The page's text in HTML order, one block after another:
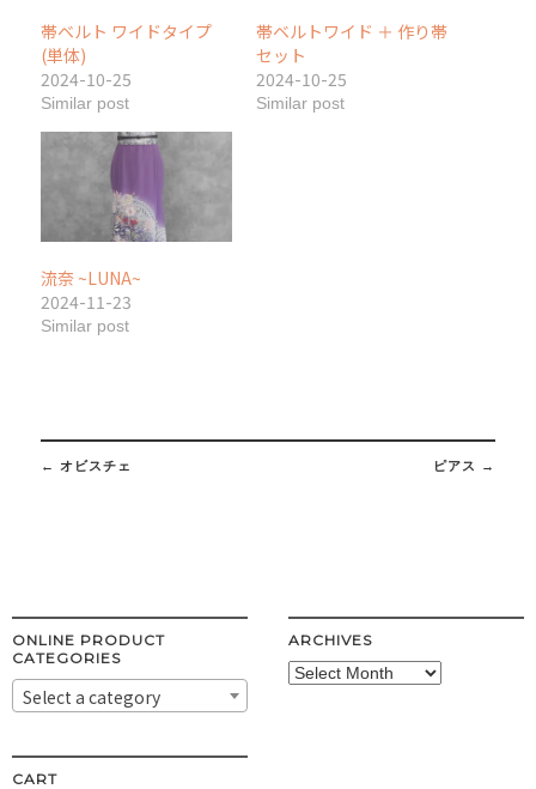
帯ベルト ワイドタイプ
(単体)
2024-10-25
Similar post
帯ベルトワイド ＋ 作り帯
セット
2024-10-25
Similar post
流奈 ~LUNA~
2024-11-23
Similar post
Post
navigation
← オビスチェ ピアス →
ONLINE PRODUCT
CATEGORIES
Select a category
ARCHIVES
Archives
CART